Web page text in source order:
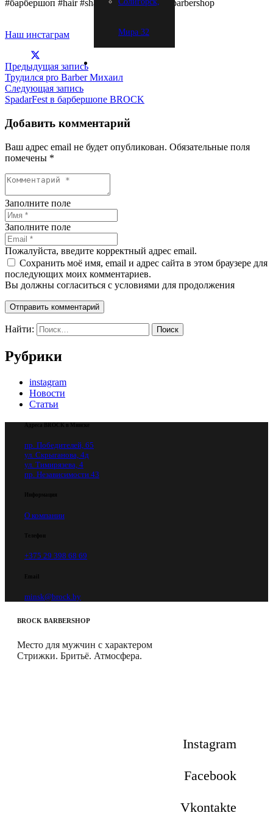
Мира 32
#барбершоп #hair #shaving #стиль#brockbarbershop
Наш инстаграм
Предыдущая запись
Трудился pro Barber Михаил
Следующая запись
SpadarFest в барбершопе BROCK
Добавить комментарий
Ваш адрес email не будет опубликован. Обязательные поля
помечены *
Заполните поле
Заполните поле
Пожалуйста, введите корректный адрес email.
Сохранить моё имя, email и адрес сайта в этом браузере для
последующих моих комментариев.
Вы должны согласиться с условиями для продолжения
Отправить комментарий
Найти:
Рубрики
instagram
Новости
Статьи
Адреса BROCK в Минске
пр. Победителей, 65
ул. Скрыганова, 4д
ул. Тимирязева, 4
пр. Независимости 43
Информация
О компании
Телефон
+375 29 398 68 69
Email
minsk@brock.by
BROCK BARBERSHOP
Место для мужчин с характером
Стрижки. Бритьё. Атмосфера.
Instagram
Facebook
Vkontakte